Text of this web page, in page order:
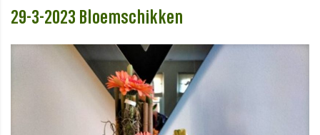
29-3-2023 Bloemschikken